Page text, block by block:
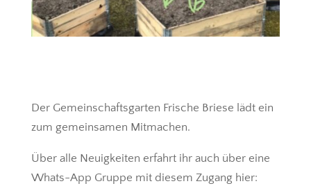
Der Gemeinschaftsgarten Frische Briese lädt ein
zum gemeinsamen Mitmachen.
Über alle Neuigkeiten erfahrt ihr auch über eine
Whats-App Gruppe mit diesem Zugang hier: